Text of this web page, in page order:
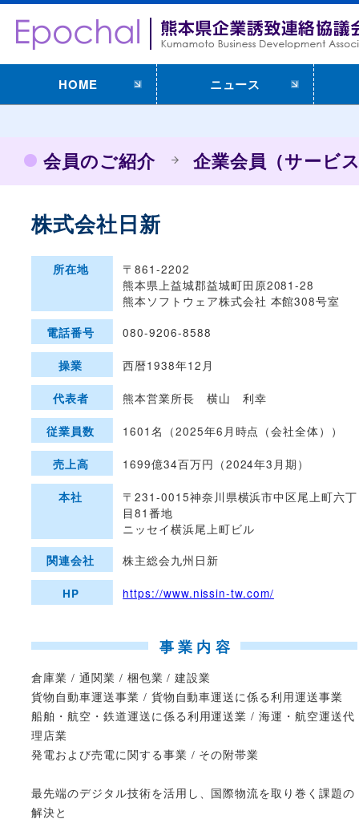
HOME ニュース
会員のご紹介 企業会員（サービ
株式会社日新
所在地
〒861-2202
熊本県上益城郡益城町田原2081-28
熊本ソフトウェア株式会社 本館308号室
電話番号 080-9206-8588
操業 西暦1938年12月
代表者 熊本営業所長 横山 利幸
従業員数 1601名（2025年6月時点（会社全体））
売上高 1699億34百万円（2024年3月期）
本社
〒231-0015神奈川県横浜市中区尾上町六丁
目81番地
ニッセイ横浜尾上町ビル
関連会社 株主総会九州日新
HP https://www.nissin-tw.com/
事業内容
倉庫業 / 通関業 / 梱包業 / 建設業
貨物自動車運送事業 / 貨物自動車運送に係る利用運送事業
船舶・航空・鉄道運送に係る利用運送業 / 海運・航空運送代
理店業
発電および売電に関する事業 / その附帯業
最先端のデジタル技術を活用し、国際物流を取り巻く課題の
解決と